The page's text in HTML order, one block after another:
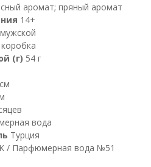
аромат; пряный аромат
14+
мужской
(г) 54 г
вода
Турция
/ Парфюмерная вода №51